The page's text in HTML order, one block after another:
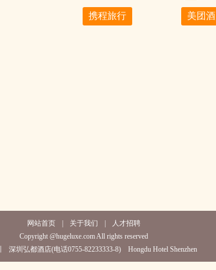
携程旅行 美团
网站首页 关于我们
人才招聘
Copyright @hugeluxe.com All rights reserved
深圳弘都酒店(电话0755-82233333-8) Hongdu Hotel Shenzhen